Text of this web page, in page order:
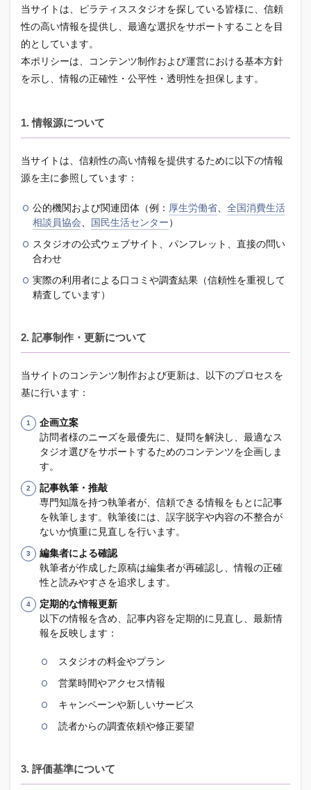
当サイトは、ピラティススタジオを探している皆様に、信頼
性の高い情報を提供し、最適な選択をサポートすることを目
的としています。
本ポリシーは、コンテンツ制作および運営における基本方針
を示し、情報の正確性・公平性・透明性を担保します。
1. 情報源について
当サイトは、信頼性の高い情報を提供するために以下の情報
源を主に参照しています：
公的機関および関連団体（例： 厚生労働省
全国消費生活
相談員協会
国民生活センター）
スタジオの公式ウェブサイト、パンフレット、直接の問い
合わせ
実際の利用者による口コミや調査結果（信頼性を重視して
精査しています）
2. 記事制作・更新について
当サイトのコンテンツ制作および更新は、以下のプロセスを
基に行います：
企画立案
訪問者様のニーズを最優先に、疑問を解決し、最適なス
タジオ選びをサポートするためのコンテンツを企画しま
す。
記事執筆・推敲
専門知識を持つ執筆者が、信頼できる情報をもとに記事
を執筆します。執筆後には、誤字脱字や内容の不整合が
ないか慎重に見直しを行います。
編集者による確認
執筆者が作成した原稿は編集者が再確認し、情報の正確
性と読みやすさを追求します。
定期的な情報更新
以下の情報を含め、記事内容を定期的に見直し、最新情
報を反映します：
スタジオの料金やプラン
営業時間やアクセス情報
キャンペーンや新しいサービス
読者からの調査依頼や修正要望
3. 評価基準について